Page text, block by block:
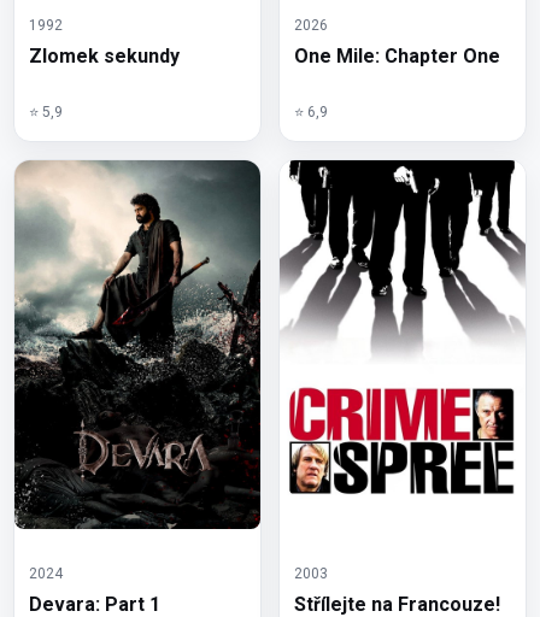
1992
Zlomek sekundy
⭐ 5,9
2026
One Mile: Chapter One
⭐ 6,9
2024
Devara: Part 1
2003
Střílejte na Francouze!